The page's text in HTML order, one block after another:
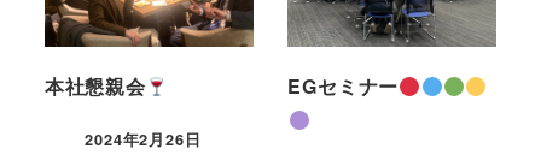
本社懇親会
2024年2月26日
EGセミナー